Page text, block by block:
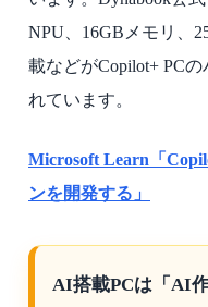
NPU、16GBメモリ、
載などがCopilot+ PC
れています。
Microsoft Learn「
ンを開発する」
AI搭載PCは「AI